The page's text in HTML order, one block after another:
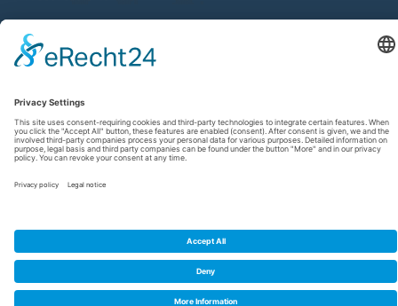
©2026 Atlantische Akademie Rheinland-Pfalz e. V. |
Imprint|Privacy Policy|Terms and Conditions|Newsletter|
Cookie settings